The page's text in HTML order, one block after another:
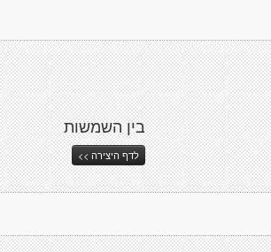
בין השמשות
לדף היצירה >>